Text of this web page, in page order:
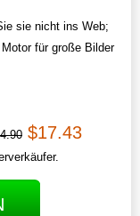
sie nicht ins Web;
für große Bilder
$17.43